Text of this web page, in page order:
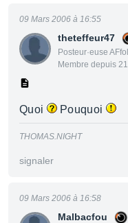
theteffeur47
Posteur·euse
Membre depuis
09 Mars 2006 à 16:55
Quoi Pouquoi
THOMAS.NIGHT
signaler
Malbacfou
09 Mars 2006 à 16:58